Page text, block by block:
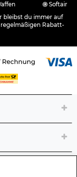
Softair
bleibst du immer auf
Rabatt-